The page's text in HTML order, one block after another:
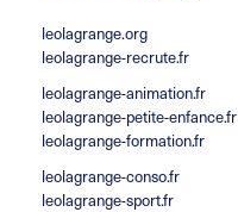
leolagrange.org
leolagrange-recrute.fr
leolagrange-animation.fr
leolagrange-petite-enfance.fr
leolagrange-formation.fr
leolagrange-conso.fr
leolagrange-sport.fr